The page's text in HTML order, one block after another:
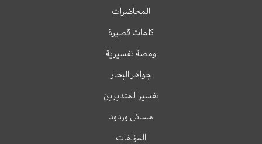
المحاضرات
كلمات قصيرة
ومضة تفسيرية
جواهر البحار
تفسير المتدبرين
مسائل وردود
المؤلفات